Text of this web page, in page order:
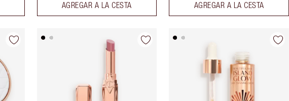
AGREGAR A LA CESTA AGREGAR A LA CESTA